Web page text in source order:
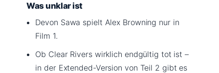
Was unklar ist
Devon Sawa spielt Alex Browning nur in
Film 1.
Ob Clear Rivers wirklich endgültig tot ist –
in der Extended-Version von Teil 2 gibt es